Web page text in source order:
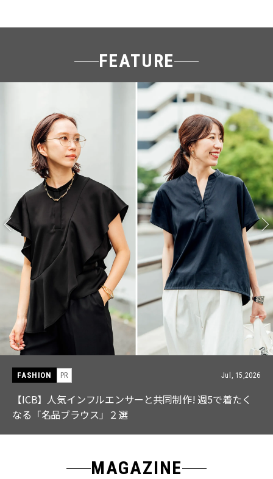
FEATURE
FASHION PR Jul, 15,2026
【ICB】人気インフルエンサーと共同制作! 週5で着たく
なる「名品ブラウス」２選
MAGAZINE